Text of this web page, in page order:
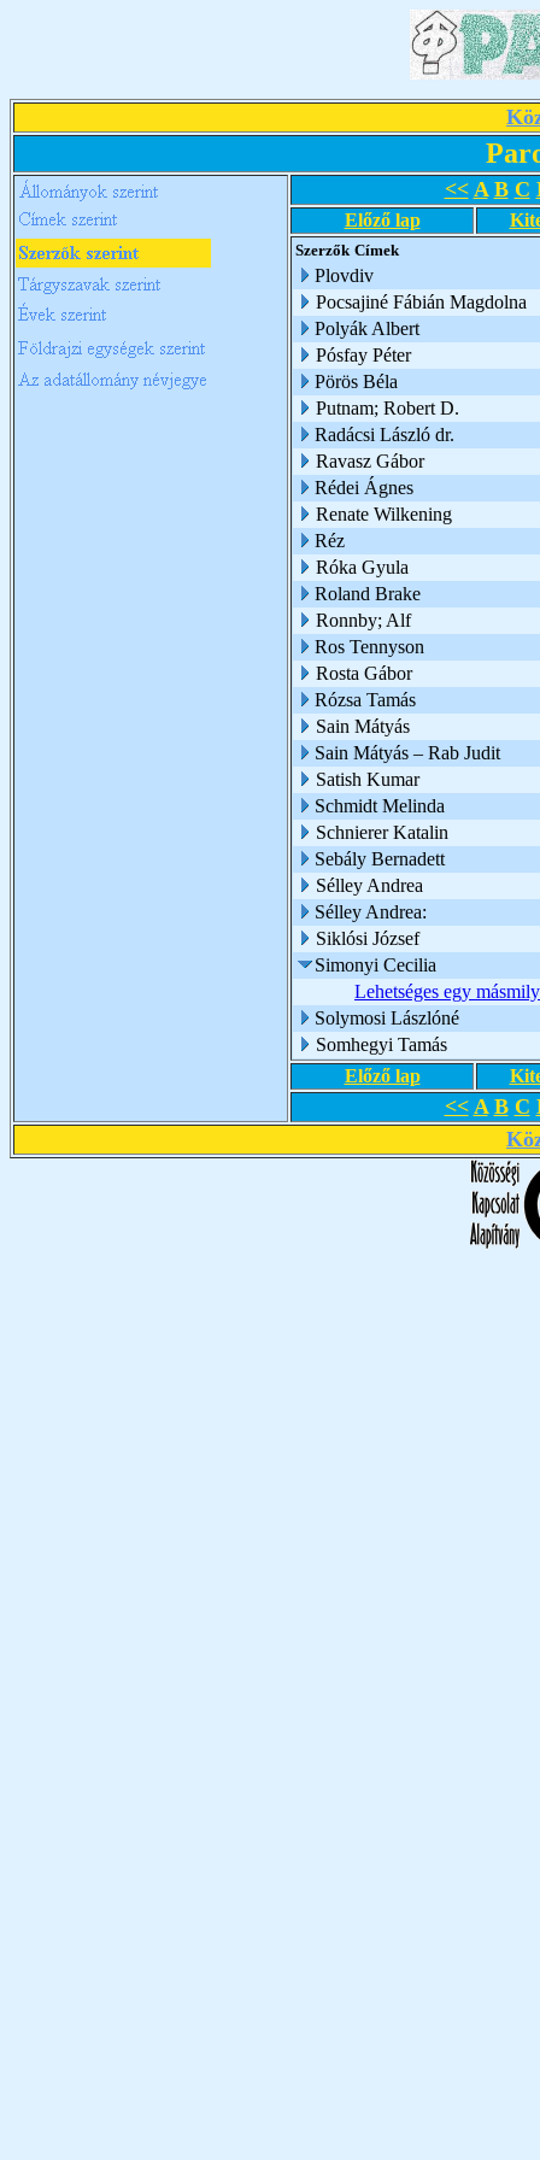
<< A B C
Előző lap
Szerzők Címek
Plovdiv
Pocsajiné Fábián Magdolna
Polyák Albert
Pósfay Péter
Pörös Béla
Putnam; Robert D.
Radácsi László dr.
Ravasz Gábor
Rédei Ágnes
Renate Wilkening
Réz
Róka Gyula
Roland Brake
Ronnby; Alf
Ros Tennyson
Rosta Gábor
Rózsa Tamás
Sain Mátyás
Sain Mátyás – Rab Judit
Satish Kumar
Schmidt Melinda
Schnierer Katalin
Sebály Bernadett
Sélley Andrea
Sélley Andrea:
Siklósi József
Simonyi Cecilia
Lehetséges egy
Solymosi Lászlóné
Somhegyi Tamás
Előző lap
<< A B C